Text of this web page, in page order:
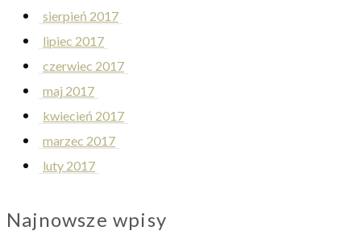
sierpień 2017
lipiec 2017
czerwiec 2017
maj 2017
kwiecień 2017
marzec 2017
luty 2017
Najnowsze wpisy